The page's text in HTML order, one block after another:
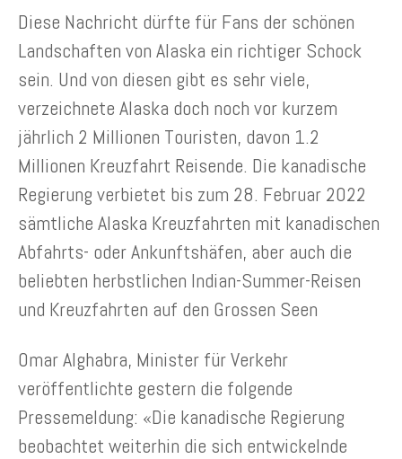
Diese Nachricht dürfte für Fans der schönen
Landschaften von Alaska ein richtiger Schock
sein. Und von diesen gibt es sehr viele,
verzeichnete Alaska doch noch vor kurzem
jährlich 2 Millionen Touristen, davon 1.2
Millionen Kreuzfahrt Reisende. Die kanadische
Regierung verbietet bis zum 28. Februar 2022
sämtliche Alaska Kreuzfahrten mit kanadischen
Abfahrts- oder Ankunftshäfen, aber auch die
beliebten herbstlichen Indian-Summer-Reisen
und Kreuzfahrten auf den Grossen Seen
Omar Alghabra, Minister für Verkehr
veröffentlichte gestern die folgende
Pressemeldung: «Die kanadische Regierung
beobachtet weiterhin die sich entwickelnde